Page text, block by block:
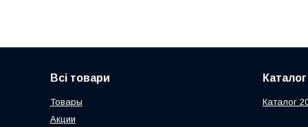
Всі товари
Товары
Акции
Каталог
Каталог